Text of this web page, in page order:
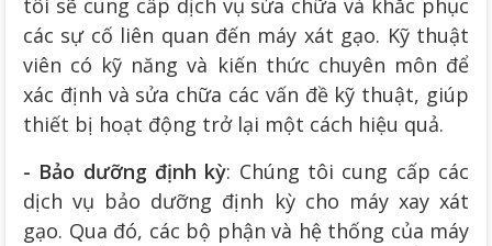
tôi sẽ cung cấp dịch vụ sửa chữa và khắc phục
các sự cố liên quan đến máy xát gạo. Kỹ thuật
viên có kỹ năng và kiến thức chuyên môn để
xác định và sửa chữa các vấn đề kỹ thuật, giúp
thiết bị hoạt động trở lại một cách hiệu quả.
- Bảo dưỡng định kỳ: Chúng tôi cung cấp các
dịch vụ bảo dưỡng định kỳ cho máy xay xát
gạo. Qua đó, các bộ phận và hệ thống của máy